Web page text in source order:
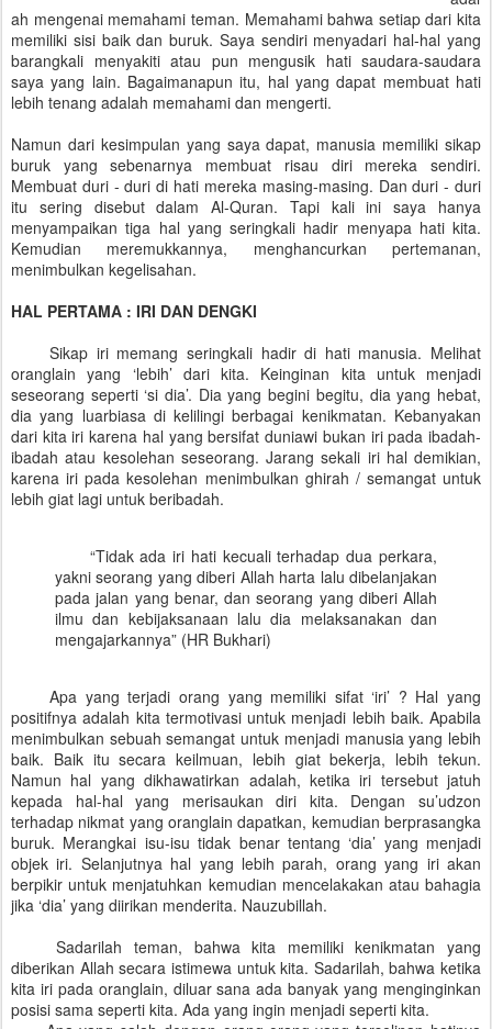
ah mengenai memahami teman. Memahami bahwa setiap dari kita
memiliki sisi baik dan buruk. Saya sendiri menyadari hal-hal yang
barangkali menyakiti atau pun mengusik hati saudara-saudara
saya yang lain. Bagaimanapun itu, hal yang dapat membuat hati
lebih tenang adalah memahami dan mengerti.
Namun dari kesimpulan yang saya dapat, manusia memiliki sikap
buruk yang sebenarnya membuat risau diri mereka sendiri.
Membuat duri - duri di hati mereka masing-masing. Dan duri - duri
itu sering disebut dalam Al-Quran. Tapi kali ini saya hanya
menyampaikan tiga hal yang seringkali hadir menyapa hati kita.
Kemudian meremukkannya, menghancurkan pertemanan,
menimbulkan kegelisahan.
HAL PERTAMA : IRI DAN DENGKI
Sikap iri memang seringkali hadir di hati manusia. Melihat
oranglain yang ‘lebih’ dari kita. Keinginan kita untuk menjadi
seseorang seperti ‘si dia’. Dia yang begini begitu, dia yang hebat,
dia yang luarbiasa di kelilingi berbagai kenikmatan. Kebanyakan
dari kita iri karena hal yang bersifat duniawi bukan iri pada ibadah-
ibadah atau kesolehan seseorang. Jarang sekali iri hal demikian,
karena iri pada kesolehan menimbulkan ghirah / semangat untuk
lebih giat lagi untuk beribadah.
“Tidak ada iri hati kecuali terhadap dua perkara,
yakni seorang yang diberi Allah harta lalu dibelanjakan
pada jalan yang benar, dan seorang yang diberi Allah
ilmu dan kebijaksanaan lalu dia melaksanakan dan
mengajarkannya” (HR Bukhari)
Apa yang terjadi orang yang memiliki sifat ‘iri’ ? Hal yang
positifnya adalah kita termotivasi untuk menjadi lebih baik. Apabila
menimbulkan sebuah semangat untuk menjadi manusia yang lebih
baik. Baik itu secara keilmuan, lebih giat bekerja, lebih tekun.
Namun hal yang dikhawatirkan adalah, ketika iri tersebut jatuh
kepada hal-hal yang merisaukan diri kita. Dengan su’udzon
terhadap nikmat yang oranglain dapatkan, kemudian berprasangka
buruk. Merangkai isu-isu tidak benar tentang ‘dia’ yang menjadi
objek iri. Selanjutnya hal yang lebih parah, orang yang iri akan
berpikir untuk menjatuhkan kemudian mencelakakan atau bahagia
jika ‘dia’ yang diirikan menderita. Nauzubillah.
Sadarilah teman, bahwa kita memiliki kenikmatan yang
diberikan Allah secara istimewa untuk kita. Sadarilah, bahwa ketika
kita iri pada oranglain, diluar sana ada banyak yang menginginkan
posisi sama seperti kita. Ada yang ingin menjadi seperti kita.